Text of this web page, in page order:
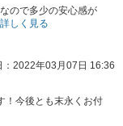
ので多少の安心感が
しく見る
：2022年03月07日 16:36
！今後とも末永くお付